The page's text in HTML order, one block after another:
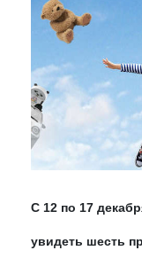
С 12 по 17
увидеть шесть